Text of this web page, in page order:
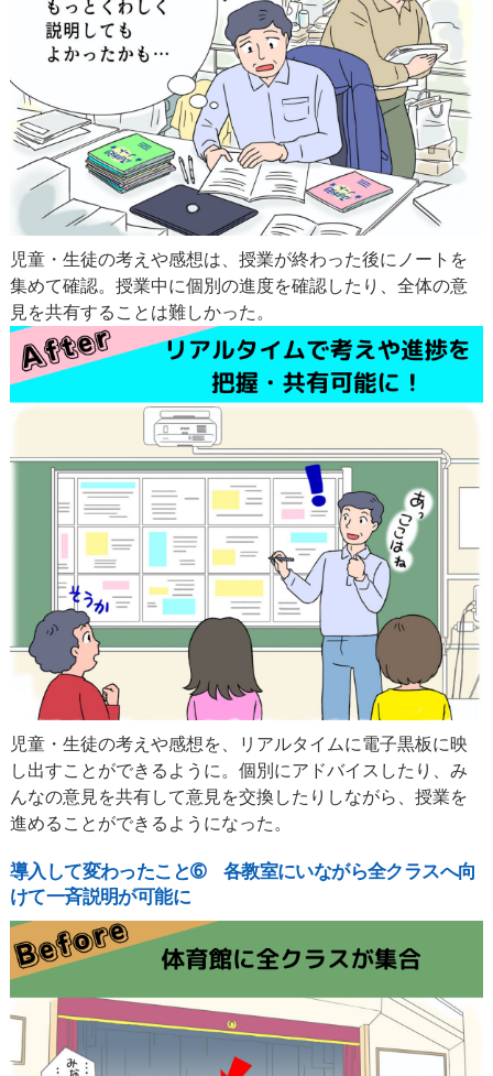
児童・生徒の考えや感想は、授業が終わった後にノートを
集めて確認。授業中に個別の進度を確認したり、全体の意
見を共有することは難しかった。
児童・生徒の考えや感想を、リアルタイムに電子黒板に映
し出すことができるように。個別にアドバイスしたり、み
んなの意見を共有して意見を交換したりしながら、授業を
進めることができるようになった。
導入して変わったこと➅ 各教室にいながら全クラスへ向
けて一斉説明が可能に